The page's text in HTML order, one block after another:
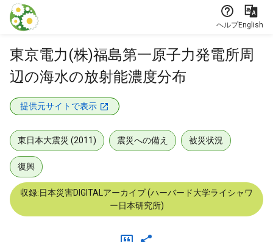
本文に飛ぶ
ヘルプEnglish
東京電力(株)福島第一原子力発電所周
辺の海水の放射能濃度分布
提供元サイトで表示
東日本大震災 (2011) 震災への備え 被災状況
復興
収録:日本災害DIGITALアーカイブ (ハーバード大学ライシャワ
ー日本研究所)